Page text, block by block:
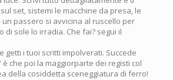
set, sistemi le macchine da presa, le
passero si avvicina al ruscello per
di sole lo irradia. Che fai? segui il
getti i tuoi scritti impolverati. Succede
che poi la maggiorparte dei registi col
della cosiddetta sceneggiatura di ferro!